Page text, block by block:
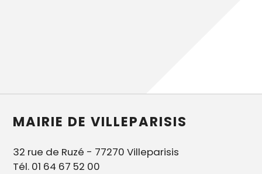
MAIRIE DE VILLEPARISIS
32 rue de Ruzé - 77270 Villeparisis
Tél. 01 64 67 52 00